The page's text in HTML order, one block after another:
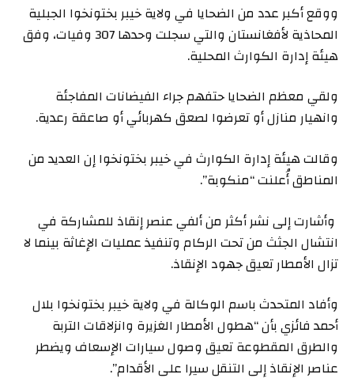
ووقع أكبر عدد من الضحايا في ولاية خيبر بختونخوا الجبلية
المحاذية لأفغانستان والتي سجلت وحدها 307 وفيات، وفق
هيئة إدارة الكوارث المحلية.
ولقي معظم الضحايا حتفهم جراء الفيضانات المفاجئة
وانهيار منازل أو تعرضوا لصعق كهربائي أو صاعقة رعدية.
وقالت هيئة إدارة الكوارث في خيبر بختونخوا إن العديد من
المناطق أُعلنت “منكوبة”.
وأشارت إلى نشر أكثر من ألفي عنصر إنقاذ للمشاركة في
انتشال الجثث من تحت الركام وتنفيذ عمليات الإغاثة بينما لا
تزال الأمطار تعيق جهود الإنقاذ.
وأفاد المتحدث باسم الوكالة في ولاية خيبر بختونخوا بلال
أحمد فائزي بأن “هطول الأمطار الغزيرة وانزلاقات التربة
والطرق المقطوعة تعيق وصول سيارات الإسعاف ويضطر
عناصر الإنقاذ إلى التنقل سيرا على الأقدام”.